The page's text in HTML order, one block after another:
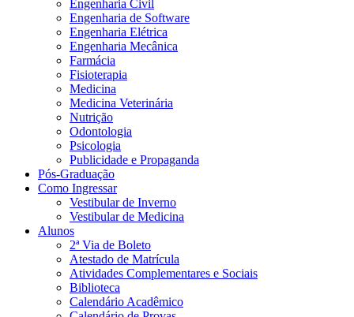
Engenharia Civil
Engenharia de Software
Engenharia Elétrica
Engenharia Mecânica
Farmácia
Fisioterapia
Medicina
Medicina Veterinária
Nutrição
Odontologia
Psicologia
Publicidade e Propaganda
Pós-Graduação
Como Ingressar
Vestibular de Inverno
Vestibular de Medicina
Alunos
2ª Via de Boleto
Atestado de Matrícula
Atividades Complementares e Sociais
Biblioteca
Calendário Acadêmico